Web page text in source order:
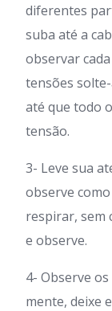
diferentes
suba até a
observar
tensões
até que todo
tensão.
3- Leve sua
observe
respirar, sem
e observe.
4- Observe
mente, deixe